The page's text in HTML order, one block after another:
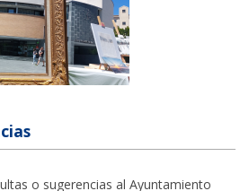
o sugerencias al Ayuntamiento